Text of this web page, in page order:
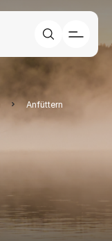
Anfüttern